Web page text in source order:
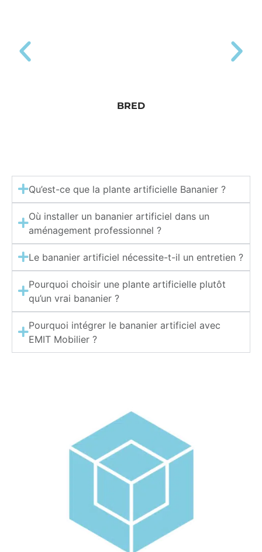
BRED
Qu’est-ce que la plante artificielle Bananier ?
Où installer un bananier artificiel dans un
aménagement professionnel ?
Le bananier artificiel nécessite-t-il un entretien ?
Pourquoi choisir une plante artificielle plutôt
qu’un vrai bananier ?
Pourquoi intégrer le bananier artificiel avec
EMIT Mobilier ?